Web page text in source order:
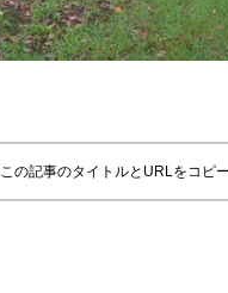
この記事のタイトルとURLをコピ